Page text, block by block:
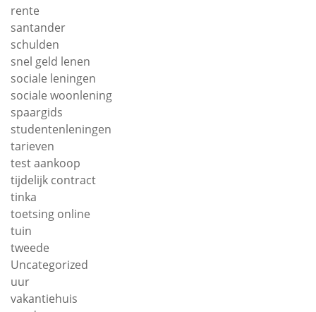
rente
santander
schulden
snel geld lenen
sociale leningen
sociale woonlening
spaargids
studentenleningen
tarieven
test aankoop
tijdelijk contract
tinka
toetsing online
tuin
tweede
Uncategorized
uur
vakantiehuis